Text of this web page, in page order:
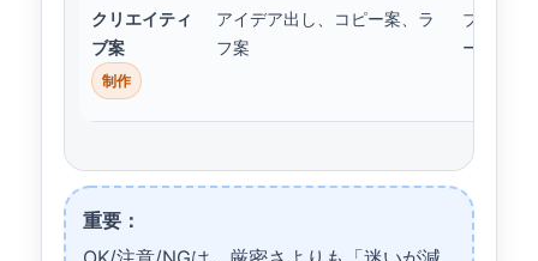
クリエイティ
ブ案
制作
アイデア出し、コピー案、ラ
フ案
ブランド
ールを確
重要：